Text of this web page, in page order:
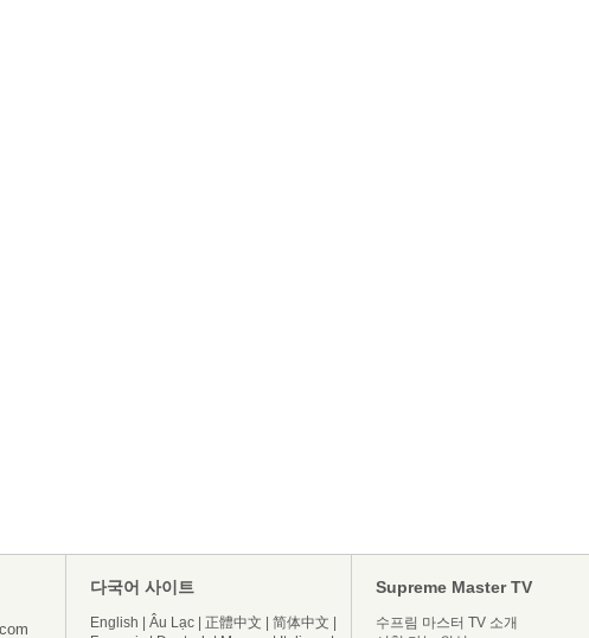
다국어 사이트
English | Âu Lạc | 正體中文 | 简体中文 |
Supreme Master TV
수프림 마스터 TV 소개